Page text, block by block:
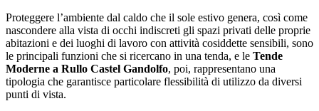
Proteggere l’ambiente dal caldo che il sole estivo genera, così come
nascondere alla vista di occhi indiscreti gli spazi privati delle proprie
abitazioni e dei luoghi di lavoro con attività cosiddette sensibili, sono
le principali funzioni che si ricercano in una tenda, e le Tende
Moderne a Rullo Castel Gandolfo, poi, rappresentano una
tipologia che garantisce particolare flessibilità di utilizzo da diversi
punti di vista.